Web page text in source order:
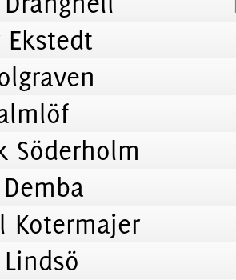
Ekstedt
Söderholm
Kotermajer